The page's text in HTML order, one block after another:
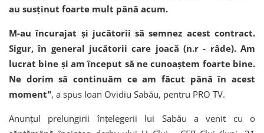
au susținut foarte mult până acum.
M-au încurajat și jucătorii să semnez acest contract.
Sigur, în general jucătorii care joacă (n.r - râde). Am
lucrat bine și am început să ne cunoaștem foarte bine.
Ne dorim să continuăm ce am făcut până în acest
moment", a spus Ioan Ovidiu Sabău, pentru PRO TV.
Anunțul prelungirii înțelegerii lui Sabău a venit cu o